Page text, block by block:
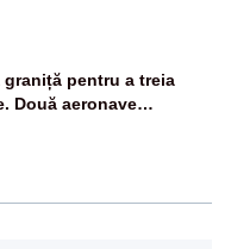
graniță pentru a treia
Două aeronave
au fost ridicate de la